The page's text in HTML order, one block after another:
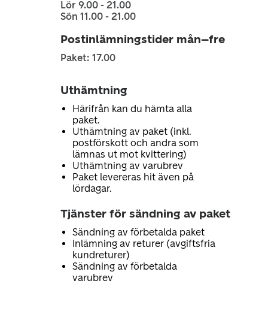
Lör 9.00 - 21.00
Sön 11.00 - 21.00
Postinlämningstider mån–fre
Paket: 17.00
Uthämtning
Härifrån kan du hämta alla
paket.
Uthämtning av paket (inkl.
postförskott och andra som
lämnas ut mot kvittering)
Uthämtning av varubrev
Paket levereras hit även på
lördagar.
Tjänster för sändning av paket
Sändning av förbetalda paket
Inlämning av returer (avgiftsfria
kundreturer)
Sändning av förbetalda
varubrev